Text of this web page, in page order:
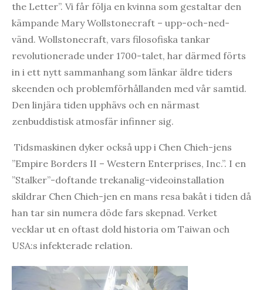
the Letter”. Vi får följa en kvinna som gestaltar den
kämpande Mary Wollstonecraft – upp-och-ned-
vänd. Wollstonecraft, vars filosofiska tankar
revolutionerade under 1700-talet, har därmed förts
in i ett nytt sammanhang som länkar äldre tiders
skeenden och problemförhållanden med vår samtid.
Den linjära tiden upphävs och en närmast
zenbuddistisk atmosfär infinner sig.
Tidsmaskinen dyker också upp i Chen Chieh-jens
”Empire Borders II – Western Enterprises, Inc.”. I en
”Stalker”-doftande trekanalig-videoinstallation
skildrar Chen Chieh-jen en mans resa bakåt i tiden då
han tar sin numera döde fars skepnad. Verket
vecklar ut en oftast dold historia om Taiwan och
USA:s infekterade relation.